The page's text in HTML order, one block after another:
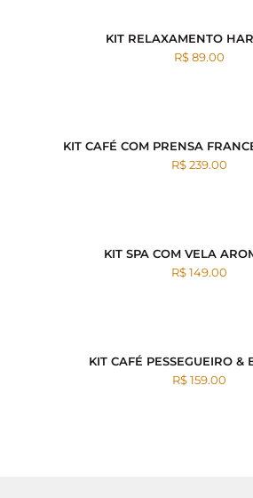
KIT RELAXAMENTO
R$ 89.00
KIT CAFÉ COM PRENSA
R$ 239.00
KIT SPA COM VELA
R$ 149.00
KIT CAFÉ PESSEGUEIRO &
R$ 159.00